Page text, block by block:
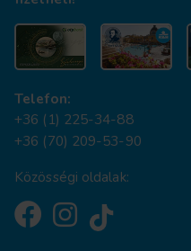
Telefon:
+36 (1) 225-34-88
+36 (70) 209-53-90
Közösségi oldalak: